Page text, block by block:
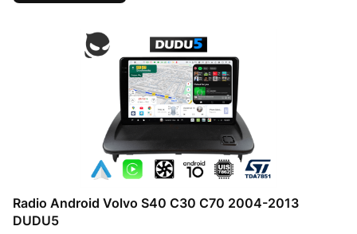
Radio Android Volvo S40 C30 C70 2004-2013
DUDU5